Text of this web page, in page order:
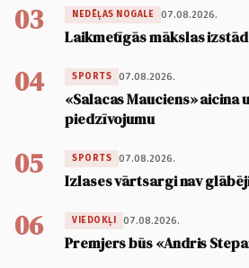
03 NEDĒĻAS NOGALE 07.08.2026.
Laikmetīgās mākslas
04 SPORTS 07.08.2026.
«Salacas Mauciens» aicina
piedzīvojumu
05 SPORTS 07.08.2026.
Izlases vārtsargi nav
06 VIEDOKĻI 07.08.2026.
Premjers būs «Andris